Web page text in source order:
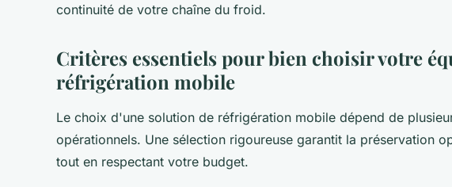
continuité de votre chaîne du froid.
Critères essentiels pour bien choisir votre
réfrigération mobile
Le choix d'une solution de réfrigération mobile dépend de
opérationnels. Une sélection rigoureuse garantit la préservation
tout en respectant votre budget.